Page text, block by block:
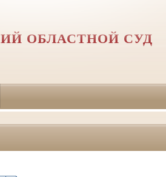
ОБЛАСТНОЙ СУД